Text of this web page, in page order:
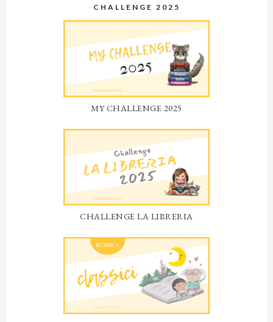
CHALLENGE 2025
MY CHALLENGE 2025
CHALLENGE LA LIBRERIA